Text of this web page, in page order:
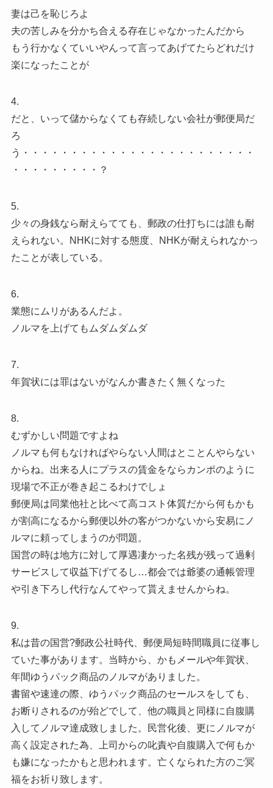
妻は己を恥じろよ
夫の苦しみを分かち合える存在じゃなかったんだから
もう行かなくていいやんって言ってあげてたらどれだけ
楽になったことが
4.
だと、いって儲からなくても存続しない会社が郵便局だ
ろ
う・・・・・・・・・・・・・・・・・・・・・・・・
・・・・・・・・・？
5.
少々の身銭なら耐えらてても、郵政の仕打ちには誰も耐
えられない。NHKに対する態度、NHKが耐えられなかっ
たことが表している。
6.
業態にムリがあるんだよ。
ノルマを上げてもムダムダムダ
7.
年賀状には罪はないがなんか書きたく無くなった
8.
むずかしい問題ですよね
ノルマも何もなければやらない人間はとことんやらない
からね。出来る人にプラスの賃金をならカンポのように
現場で不正が巻き起こるわけでしょ
郵便局は同業他社と比べて高コスト体質だから何もかも
が割高になるから郵便以外の客がつかないから安易にノ
ルマに頼ってしまうのが問題。
国営の時は地方に対して厚遇凄かった名残が残って過剰
サービスして収益下げてるし…都会では爺婆の通帳管理
や引き下ろし代行なんてやって貰えませんからね。
9.
私は昔の国営?郵政公社時代、郵便局短時間職員に従事し
ていた事があります。当時から、かもメールや年賀状、
年間ゆうパック商品のノルマがありました。
書留や速達の際、ゆうパック商品のセールスをしても、
お断りされるのが殆どでして、他の職員と同様に自腹購
入してノルマ達成致しました。民営化後、更にノルマが
高く設定された為、上司からの叱責や自腹購入で何もか
も嫌になったかもと思われます。亡くなられた方のご冥
福をお祈り致します。